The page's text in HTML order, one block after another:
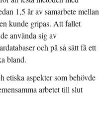
1,5 år av samarbete mellan
kunde gripas. Att fallet
använda sig av
och på så sätt få ett
bland.
aspekter som behövde
arbetet till slut